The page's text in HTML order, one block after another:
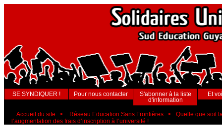
SE SYNDIQUER ! Pour nous contacter
S'abonner à la liste
d'information
Et
Accueil du site > Réseau Education Sans Frontières >
Quelle que soit
l’augmentation des frais d’inscription à l’université !